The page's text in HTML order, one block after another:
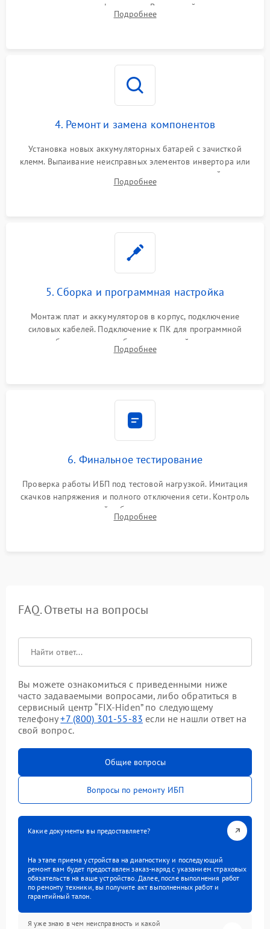
переключения и трансформатора. Визуальный поиск вздутых
конденсаторов и прогаров на печатной плате.
Подробнее
4. Ремонт и замена компонентов
Установка новых аккумуляторных батарей с зачисткой
клемм. Выпаивание неисправных элементов инвертора или
цепи зарядки и монтаж новых радиодеталей.
Восстановление поврежденных токоведущих дорожек и
Подробнее
5. Сборка и программная настройка
Монтаж плат и аккумуляторов в корпус, подключение
силовых кабелей. Подключение к ПК для программной
калибровки констант батареи, настройки порогов
срабатывания AVR и сброса счетчиков старения АКБ.
Подробнее
6. Финальное тестирование
Проверка работы ИБП под тестовой нагрузкой. Имитация
скачков напряжения и полного отключения сети. Контроль
времени автономной работы, температурного режима и
корректности формы выходного сигнала.
Подробнее
FAQ. Ответы на вопросы
Вы можете ознакомиться с приведенными ниже
часто задаваемыми вопросами, либо обратиться в
сервисный центр “FIX-Hiden” по следующему
телефону+7 (800) 301-55-83 если не нашли ответ на
свой вопрос.
Общие вопросы
Вопросы по ремонту ИБП
Какие документы вы предоставляете?
На этапе приема устройства на диагностику и последующий
ремонт вам будет предоставлен заказ-наряд с указанием страховых
обязательств на ваше устройство. Далее, после выполнения работ
по ремонту техники, вы получите акт выполненных работ и
гарантийный талон.
Я уже знаю в чем неисправность и какой